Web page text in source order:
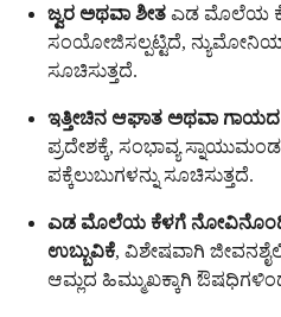
ಜ್ವರ ಅಥವಾ ಶೀತ ಎಡ ಮೊಲೆಯ
ಸಂಯೋಜಿಸಲ್ಪಟ್ಟಿದೆ,
ಸೂಚಿಸುತ್ತದೆ.
ಇತ್ತೀಚಿನ ಆಘಾತ ಅಥವಾ
ಪ್ರದೇಶಕ್ಕೆ, ಸಂಭಾವ್ಯ
ಪಕ್ಕೆಲುಬುಗಳನ್ನು ಸೂಚಿಸುತ್ತದೆ.
ಎಡ ಮೊಲೆಯ ಕೆಳಗೆ
ಉಬ್ಬುವಿಕೆ, ವಿಶೇಷವಾಗಿ
ಆಮ್ಲದ ಹಿಮ್ಮುಖಕ್ಕಾಗಿ